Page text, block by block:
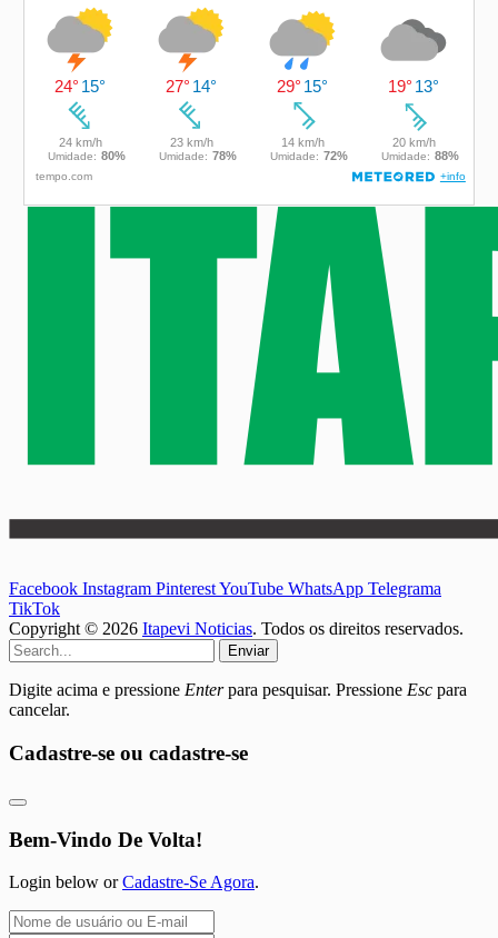
Facebook Instagram PinterestYouTube WhatsApp Telegrama
TikTok
Copyright © 2026 Itapevi Noticias. Todos os direitos reservados.
Enviar
Digite acima e pressione Enterpara pesquisar. Pressione Esc para
cancelar.
Cadastre-se ou cadastre-se
Bem-Vindo De Volta!
Login below orCadastre-Se Agora.